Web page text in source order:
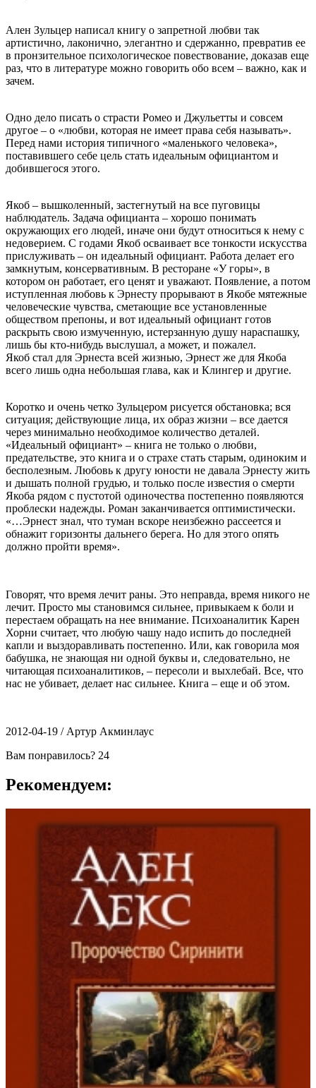
Ален Зульцер написал книгу о запретной любви так
артистично, лаконично, элегантно и сдержанно, превратив ее
в пронзительное психологическое повествование, доказав еще
раз, что в литературе можно говорить обо всем – важно, как и
зачем.
Одно дело писать о страсти Ромео и Джульетты и совсем
другое – о «любви, которая не имеет права себя называть».
Перед нами история типичного «маленького человека»,
поставившего себе цель стать идеальным официантом и
добившегося этого.
Якоб – вышколенный, застегнутый на все пуговицы
наблюдатель. Задача официанта – хорошо понимать
окружающих его людей, иначе они будут относиться к нему с
недоверием. С годами Якоб осваивает все тонкости искусства
прислуживать – он идеальный официант. Работа делает его
замкнутым, консервативным. В ресторане «У горы», в
котором он работает, его ценят и уважают. Появление, а потом
иступленная любовь к Эрнесту прорывают в Якобе мятежные
человеческие чувства, сметающие все установленные
обществом препоны, и вот идеальный официант готов
раскрыть свою измученную, истерзанную душу нараспашку,
лишь бы кто-нибудь выслушал, а может, и пожалел.
Якоб стал для Эрнеста всей жизнью, Эрнест же для Якоба
всего лишь одна небольшая глава, как и Клингер и другие.
Коротко и очень четко Зульцером рисуется обстановка; вся
ситуация; действующие лица, их образ жизни – все дается
через минимально необходимое количество деталей.
«Идеальный официант» – книга не только о любви,
предательстве, это книга и о страхе стать старым, одиноким и
бесполезным. Любовь к другу юности не давала Эрнесту жить
и дышать полной грудью, и только после известия о смерти
Якоба рядом с пустотой одиночества постепенно появляются
проблески надежды. Роман заканчивается оптимистически.
«…Эрнест знал, что туман вскоре неизбежно рассеется и
обнажит горизонты дальнего берега. Но для этого опять
должно пройти время».
Говорят, что время лечит раны. Это неправда, время никого не
лечит. Просто мы становимся сильнее, привыкаем к боли и
перестаем обращать на нее внимание. Психоаналитик Карен
Хорни считает, что любую чашу надо испить до последней
капли и выздоравливать постепенно. Или, как говорила моя
бабушка, не знающая ни одной буквы и, следовательно, не
читающая психоаналитиков, – пересоли и выхлебай. Все, что
нас не убивает, делает нас сильнее. Книга – еще и об этом.
2012-04-19 / Артур Акминлаус
Вам понравилось? 24
Рекомендуем: